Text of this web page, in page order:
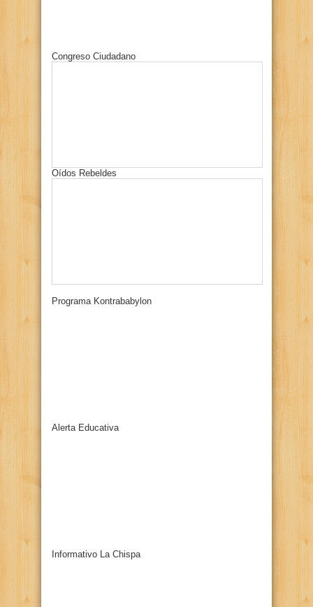
Congreso Ciudadano
Oídos Rebeldes
Programa Kontrababylon
Alerta Educativa
Informativo La Chispa